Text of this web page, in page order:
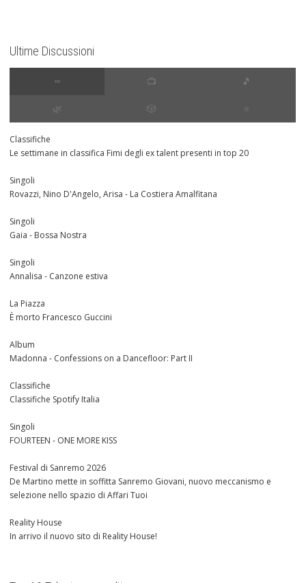
Ultime Discussioni
∞ 📺 🎵
🌿 🎲 ⭐️
Classifiche
Le settimane in classifica Fimi degli ex talent presenti in top 20
Singoli
Rovazzi, Nino D'Angelo, Arisa - La Costiera Amalfitana
Singoli
Gaia - Bossa Nostra
Singoli
Annalisa - Canzone estiva
La Piazza
È morto Francesco Guccini
Album
Madonna - Confessions on a Dancefloor: Part II
Classifiche
Classifiche Spotify Italia
Singoli
FOURTEEN - ONE MORE KISS
Festival di Sanremo 2026
De Martino mette in soffitta Sanremo Giovani, nuovo meccanismo e
selezione nello spazio di Affari Tuoi
Reality House
In arrivo il nuovo sito di Reality House!